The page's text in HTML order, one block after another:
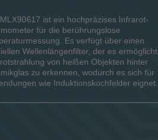
ist ein hochpräzises Infrarot-
für die berührungslose
Es verfügt über einen
Wellenlängenfilter, der es ermöglicht,
von heißen Objekten hinter
zu erkennen, wodurch es sich für
wie Induktionskochfelder eignet.